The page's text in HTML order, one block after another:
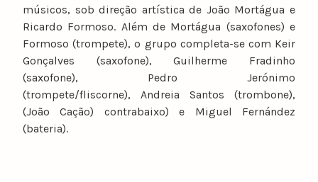
músicos, sob direção artística de João Mortágua e
Ricardo Formoso. Além de Mortágua (saxofones) e
Formoso (trompete), o grupo completa-se com Keir
Gonçalves (saxofone), Guilherme Fradinho
(saxofone), Pedro Jerónimo
(trompete/fliscorne), Andreia Santos (trombone),
(João Cação) contrabaixo) e Miguel Fernández
(bateria).